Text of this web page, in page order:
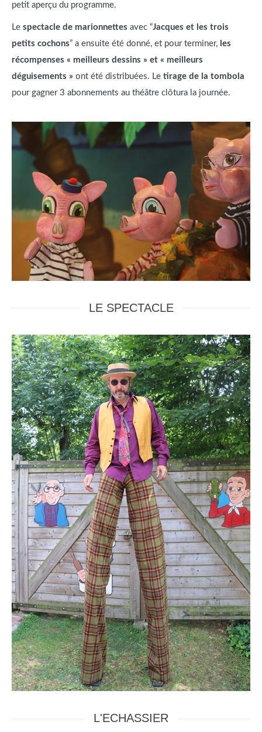
petit aperçu du programme.
Le spectacle de marionnettes avec “Jacques et les trois
petits cochons” a ensuite été donné, et pour terminer, les
récompenses « meilleurs dessins » et « meilleurs
déguisements » ont été distribuées. Le tirage de la tombola
pour gagner 3 abonnements au théâtre clôtura la journée.
LE SPECTACLE
L'ECHASSIER